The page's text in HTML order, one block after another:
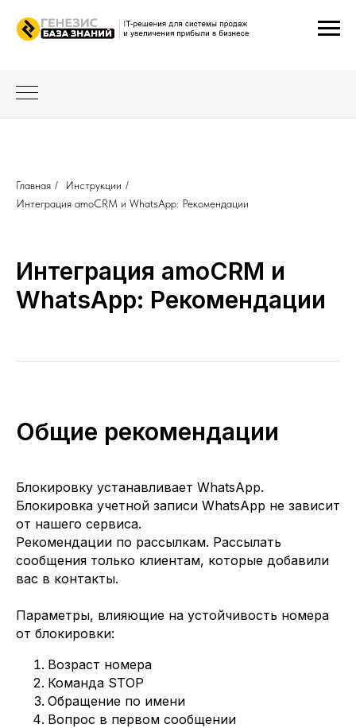
Главная / Инструкции /
Интеграция amoCRM и WhatsApp: Рекомендации
Интеграция amoCRM и
WhatsApp: Рекомендации
Общие рекомендации
Блокировку устанавливает WhatsApp.
Блокировка учетной записи WhatsApp не зависит
от нашего сервиса.
Рекомендации по рассылкам. Рассылать
сообщения только клиентам, которые добавили
вас в контакты.
Параметры, влияющие на устойчивость номера
от блокировки:
Возраст номера
Команда STOP
Обращение по имени
Вопрос в первом сообщении